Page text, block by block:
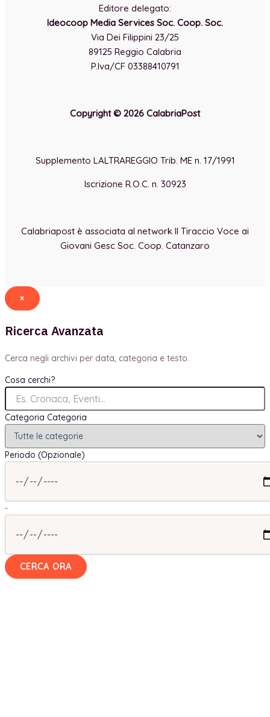
Editore delegato:
Ideocoop Media Services Soc. Coop. Soc.
Via Dei Filippini 23/25
89125 Reggio Calabria
P.Iva/CF 03388410791
Copyright © 2026 CalabriaPost
Supplemento LALTRAREGGIO Trib. ME n. 17/1991
Iscrizione R.O.C. n. 30923
Calabriapost è associata al network Il Tiraccio Voce ai
Giovani Gesc Soc. Coop. Catanzaro
×
Ricerca Avanzata
Cerca negli archivi per data, categoria e testo.
Cosa cerchi?
Categoria Categoria
Periodo (Opzionale)
-
CERCA ORA